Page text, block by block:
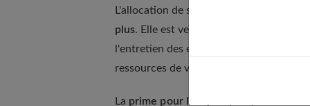
L'allocation de soutien familial (ASF)
plus. Elle est versée tous les mois et
l'entretien des enfants. Pour pouvoir
ressources de votre famille et au
La prime pour l'emploi (PPE)